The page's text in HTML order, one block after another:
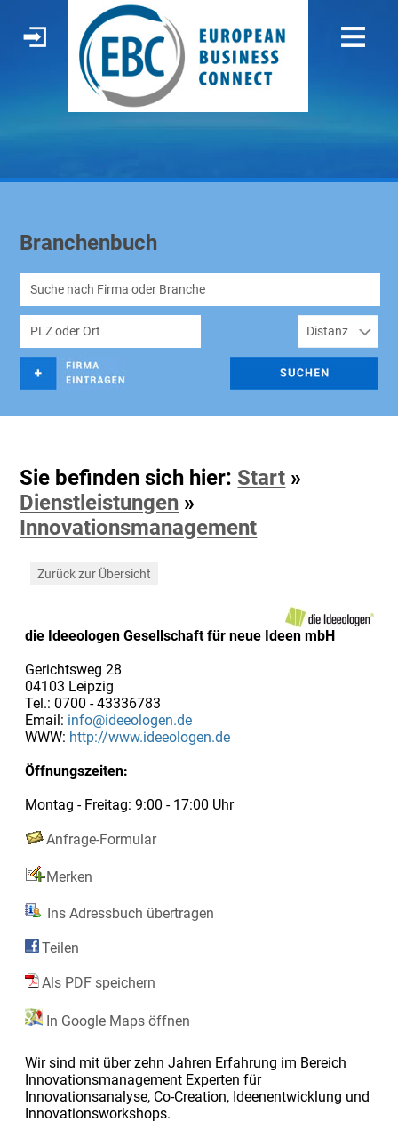
Branchenbuch
Sie befinden sich hier: Start »
Dienstleistungen »
Innovationsmanagement
Zurück zur Übersicht
die Ideeologen Gesellschaft für neue Ideen mbH
Gerichtsweg 28
04103 Leipzig
Tel.: 0700 - 43336783
Email: info@ideeologen.de
WWW: http://www.ideeologen.de
Öffnungszeiten:
Montag - Freitag: 9:00 - 17:00 Uhr
Anfrage-Formular
Merken
Ins Adressbuch übertragen
Teilen
Als PDF speichern
In Google Maps öffnen
Wir sind mit über zehn Jahren Erfahrung im Bereich
Innovationsmanagement Experten für
Innovationsanalyse, Co-Creation, Ideenentwicklung und
Innovationsworkshops.